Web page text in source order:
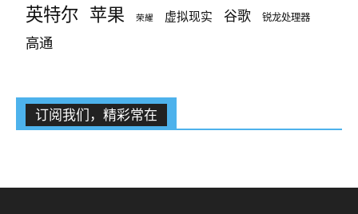
英特尔 苹果 荣耀 虚拟现实 谷歌 锐龙处理器
高通
订阅我们，精彩常在